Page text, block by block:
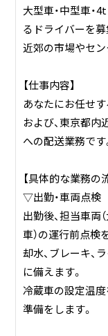
大型車・中型車・
るドライバーを
近郊の市場やセ
【仕事内容】
あなたにお任せす
および、東京都
への配送業務です
【具体的な業務の
▽出勤・車両点検
出勤後、担当車両
車）の運行前点検
却水、ブレーキ、
に備えます。
冷蔵車の設定温
準備をします。